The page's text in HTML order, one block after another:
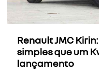
Renault JMC
simples que um
lançamento